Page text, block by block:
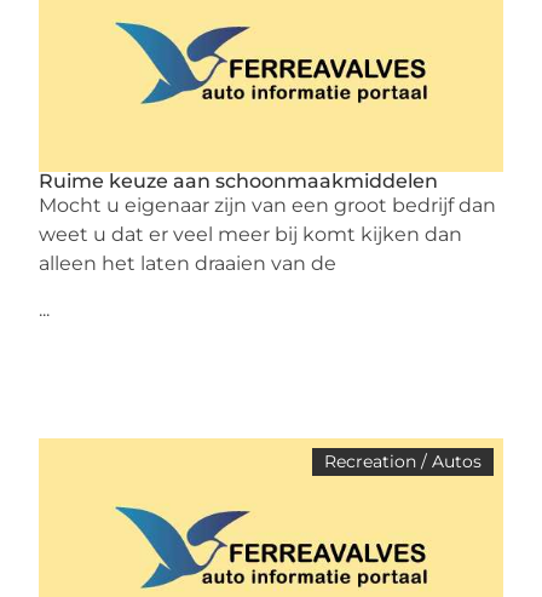
Ruime keuze aan schoonmaakmiddelen
Mocht u eigenaar zijn van een groot bedrijf dan
weet u dat er veel meer bij komt kijken dan
alleen het laten draaien van de
...
Recreation / Autos